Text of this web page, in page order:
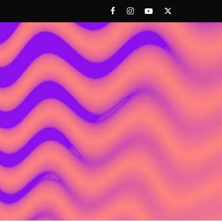
FacebookInstagramYoutubeTwitter